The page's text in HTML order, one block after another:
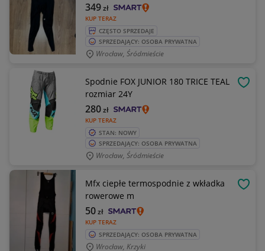
KUP TERAZ
349zł
CZĘSTO SPRZEDAJE
SPRZEDAJĄCY: OSOBA PRYWATNA
Wrocław, Śródmieście
Spodnie FOX JUNIOR 180 TRICE TEAL
rozmiar 24Y
KUP TERAZ
280zł
STAN: NOWY
SPRZEDAJĄCY: OSOBA PRYWATNA
Wrocław, Śródmieście
Mfx ciepłe termospodnie z wkładka
rowerowe m
KUP TERAZ
50zł
SPRZEDAJĄCY: OSOBA PRYWATNA
Wrocław, Krzyki